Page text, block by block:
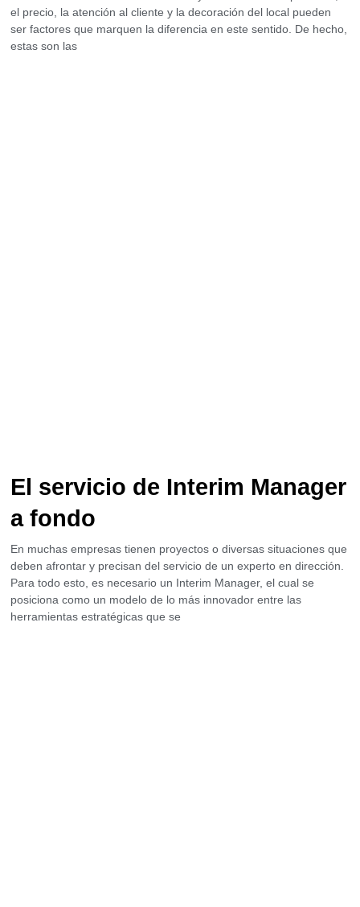
el precio, la atención al cliente y la decoración del local pueden
ser factores que marquen la diferencia en este sentido. De hecho,
estas son las
El servicio de Interim Manager
a fondo
En muchas empresas tienen proyectos o diversas situaciones que
deben afrontar y precisan del servicio de un experto en dirección.
Para todo esto, es necesario un Interim Manager, el cual se
posiciona como un modelo de lo más innovador entre las
herramientas estratégicas que se